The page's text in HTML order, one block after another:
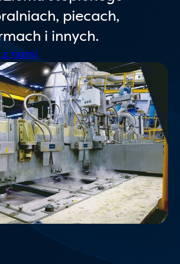
piecach,
i innych.
nami